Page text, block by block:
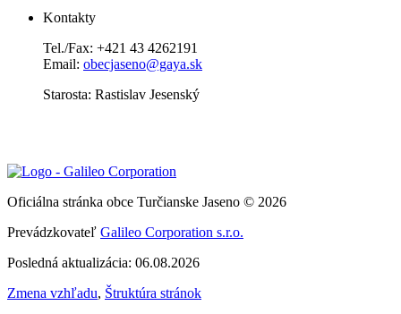
Kontakty
Tel./Fax: +421 43 4262191
Email: obecjaseno@gaya.sk
Starosta: Rastislav Jesenský
Oficiálna stránka obce Turčianske Jaseno © 2026
Prevádzkovateľ Galileo Corporation s.r.o.
Posledná aktualizácia: 06.08.2026
Zmena vzhľadu, Štruktúra stránok